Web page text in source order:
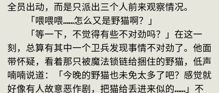
全员出动，而是只派出三个人前来观察情况。
「喂喂喂……怎么又是野猫啊？」
「等一下，不觉得有些不对劲吗？」在这一
刻，总算有其中一个卫兵发现事情不对劲了。他面
带怀疑，看着那只被魔法锁链给捆住的野猫，低声
喃喃说道：「今晚的野猫也未免太多了吧？感觉就
好像有人故意恶作剧，把猫给丢进来似的……」不